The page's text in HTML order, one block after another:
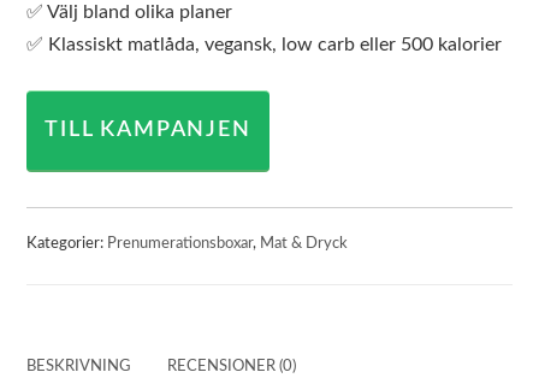
✅ Välj bland olika planer
✅ Klassiskt matlåda, vegansk, low carb eller 500 kalorier
TILL KAMPANJEN
Kategorier: Prenumerationsboxar, Mat & Dryck
BESKRIVNING RECENSIONER (0)